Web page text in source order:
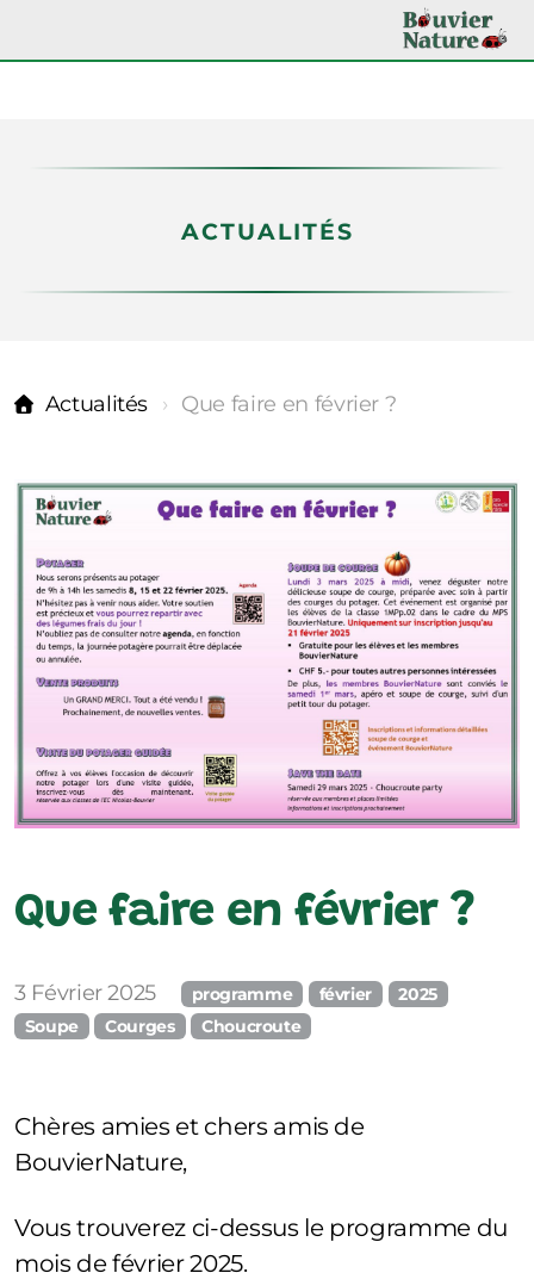
ACTUALITÉS
Actualités Que faire en février ?
Que faire en février ?
3 Février 2025 programme février
2025
Soupe
Courges Choucroute
Chères amies et chers amis de
BouvierNature,
Vous trouverez ci-dessus le programme du
mois de février 2025.
Médiathèque